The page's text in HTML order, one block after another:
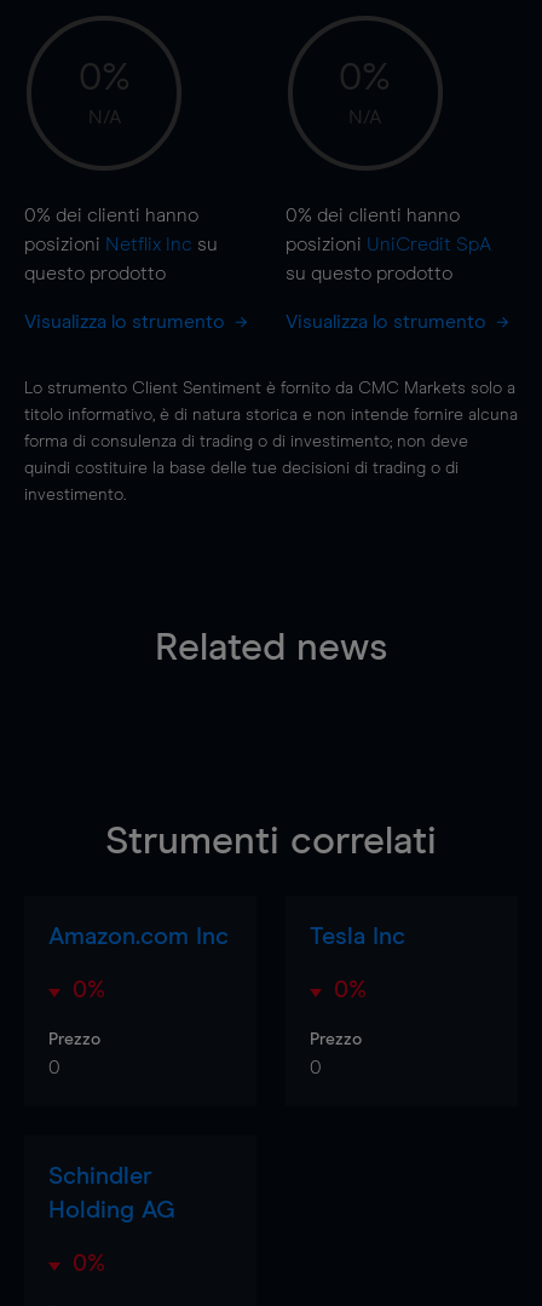
0%
N/A
0% dei clienti hanno
posizioni Netflix Inc su
questo prodotto
Visualizza lo strumento
0%
N/A
0% dei clienti hanno
posizioni UniCredit SpA
su questo prodotto
Visualizza lo strumento
Lo strumento Client Sentiment è fornito da CMC Markets solo a
titolo informativo, è di natura storica e non intende fornire alcuna
forma di consulenza di trading o di investimento; non deve
quindi costituire la base delle tue decisioni di trading o di
investimento.
Related news
Strumenti correlati
Amazon.com Inc
0%
Prezzo
0
Tesla Inc
0%
Prezzo
0
Schindler
Holding AG
0%